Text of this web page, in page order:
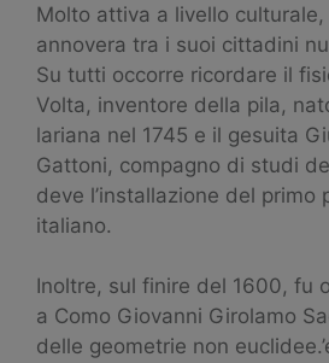
Molto attiva a livello
annovera tra i suoi cittadini
Su tutti occorre ricordare il
Volta, inventore della pila,
lariana nel 1745 e il gesuita
Gattoni, compagno di studi
deve l’installazione del primo
italiano.
Inoltre, sul finire del 1600, fu
a Como Giovanni Girolamo
delle geometrie non